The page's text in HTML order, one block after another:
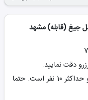
جیغ (قابله) مشهد
دقت نمایید.
حداقل تعداد افراد برای استفاده 5 نفر و حداکثر 10 نفر است. حتما